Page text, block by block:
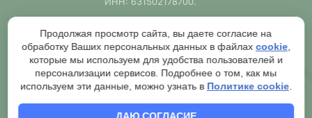
https://samara777.ru
не является публичной офертой,
ВСЯ информация размещена в ознакомительных целях.
Согласно правилам описанным в разделе"Публичная
оферта"публичная оферта используется только при
обязательном оформлении заказа через Оператора сайта
чека.
Продолжая просмотр сайта, вы даете согласие на
обработку Ваших персональных данных в файлах cookie
которые мы используем для удобства пользователей и
персонализации сервисов. Подробнее о том, как мы
используем эти данные, можно узнать в Политике cookie